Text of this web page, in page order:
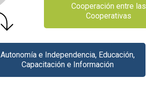
Cooperación entre las
Cooperativas
Autonomía e Independencia, Educación,
Capacitación e Información